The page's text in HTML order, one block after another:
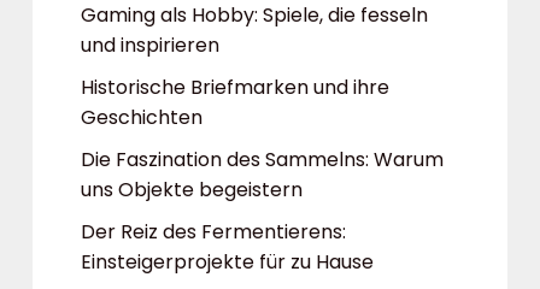
Gaming als Hobby: Spiele, die fesseln
und inspirieren
Historische Briefmarken und ihre
Geschichten
Die Faszination des Sammelns: Warum
uns Objekte begeistern
Der Reiz des Fermentierens:
Einsteigerprojekte für zu Hause